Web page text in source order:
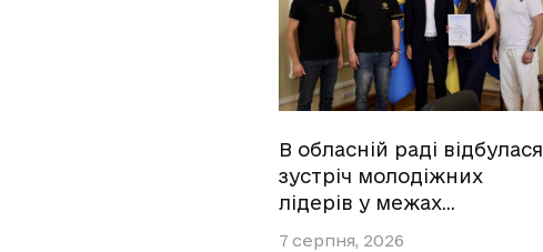
В обласній раді відбулася
зустріч молодіжних
лідерів у межах…
7 серпня, 2026